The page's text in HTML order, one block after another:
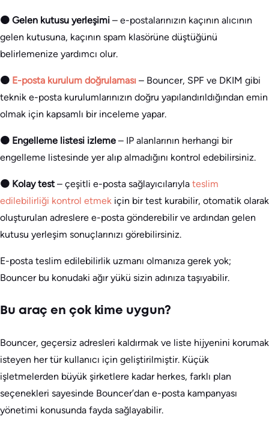
🟠 Gelen kutusu yerleşimi – e-postalarınızın kaçının alıcının
gelen kutusuna, kaçının spam klasörüne düştüğünü
belirlemenize yardımcı olur.
🟠 E-posta kurulum doğrulaması – Bouncer, SPF ve DKIM gibi
teknik e-posta kurulumlarınızın doğru yapılandırıldığından emin
olmak için kapsamlı bir inceleme yapar.
🟠 Engelleme listesi izleme – IP alanlarının herhangi bir
engelleme listesinde yer alıp almadığını kontrol edebilirsiniz.
🟠 Kolay test – çeşitli e-posta sağlayıcılarıyla teslim
edilebilirliği kontrol etmek için bir test kurabilir, otomatik olarak
oluşturulan adreslere e-posta gönderebilir ve ardından gelen
kutusu yerleşim sonuçlarınızı görebilirsiniz.
E-posta teslim edilebilirlik uzmanı olmanıza gerek yok;
Bouncer bu konudaki ağır yükü sizin adınıza taşıyabilir.
Bu araç en çok kime uygun?
Bouncer, geçersiz adresleri kaldırmak ve liste hijyenini korumak
isteyen her tür kullanıcı için geliştirilmiştir. Küçük
işletmelerden büyük şirketlere kadar herkes, farklı plan
seçenekleri sayesinde Bouncer’dan e-posta kampanyası
yönetimi konusunda fayda sağlayabilir.